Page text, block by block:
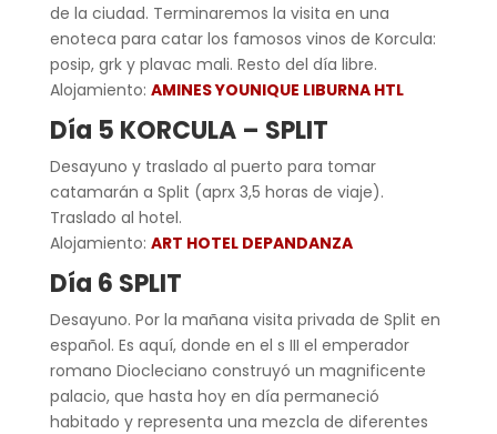
de la ciudad. Terminaremos la visita en una
enoteca para catar los famosos vinos de Korcula:
posip, grk y plavac mali. Resto del día libre.
Alojamiento: AMINES YOUNIQUE LIBURNA HTL
Día 5 KORCULA – SPLIT
Desayuno y traslado al puerto para tomar
catamarán a Split (aprx 3,5 horas de viaje).
Traslado al hotel.
Alojamiento: ART HOTEL DEPANDANZA
Día 6 SPLIT
Desayuno. Por la mañana visita privada de Split en
español. Es aquí, donde en el s III el emperador
romano Diocleciano construyó un magnificente
palacio, que hasta hoy en día permaneció
habitado y representa una mezcla de diferentes